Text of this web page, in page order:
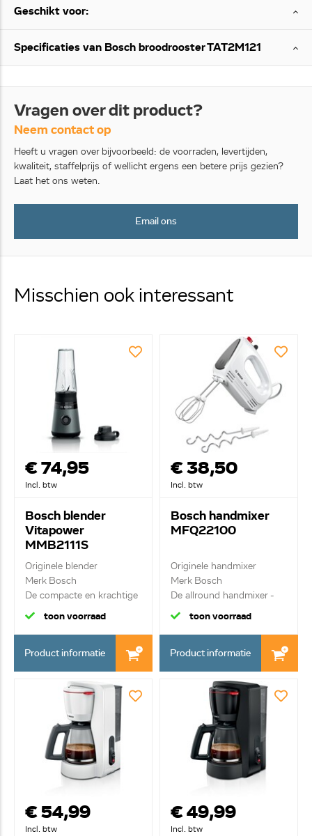
Geschikt voor:
Specificaties van Bosch broodrooster TAT2M121
Vragen over dit product?
Neem contact op
Heeft u vragen over bijvoorbeeld: de voorraden, levertijden,
kwaliteit, staffelprijs of wellicht ergens een betere prijs gezien?
Laat het ons weten.
Email ons
Misschien ook interessant
€ 74,95
Incl. btw
Bosch blender
Vitapower
MMB2111S
Originele blender
Merk Bosch
De compacte en krachtige
mini...
toon voorraad
Product informatie
€ 38,50
Incl. btw
Bosch handmixer
MFQ22100
Originele handmixer
Merk Bosch
De allround handmixer -
wit...
toon voorraad
Product informatie
€ 54,99
Incl. btw
€ 49,99
Incl. btw